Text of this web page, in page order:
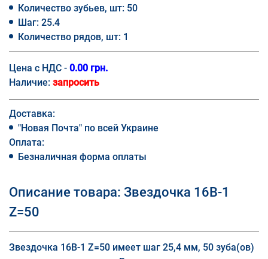
Количество зубьев, шт: 50
Шаг: 25.4
Количество рядов, шт: 1
Цена с НДС - 0.00 грн.
Наличие: запросить
Доставка:
"Новая Почта" по всей Украине
Оплата:
Безналичная форма оплаты
Описание товара: Звездочка 16B-1
Z=50
Звездочка 16B-1 Z=50 имеет шаг 25,4 мм, 50 зуба(ов)